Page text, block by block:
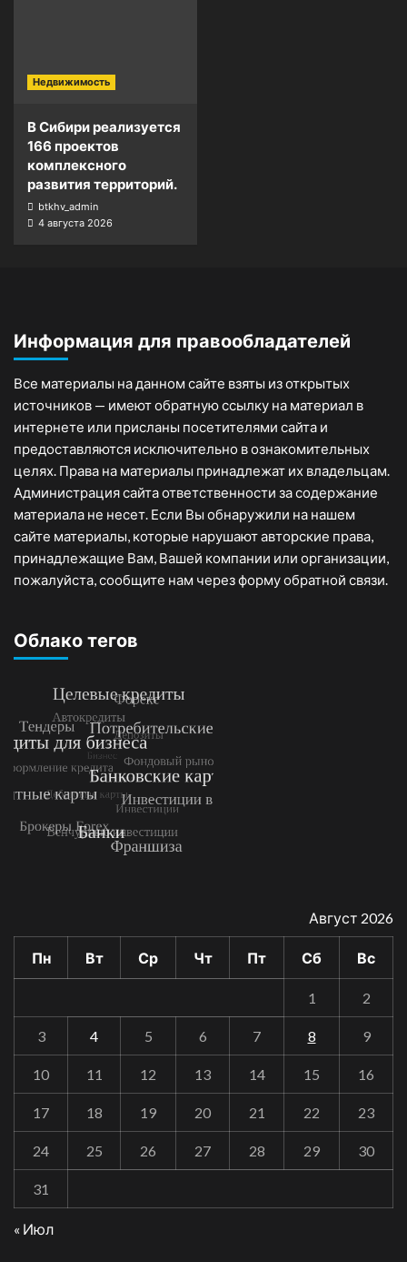
Недвижимость
В Сибири реализуется
166 проектов
комплексного
развития территорий.
btkhv_admin
4 августа 2026
Информация для правообладателей
Все материалы на данном сайте взяты из открытых
источников — имеют обратную ссылку на материал в
интернете или присланы посетителями сайта и
предоставляются исключительно в ознакомительных
целях. Права на материалы принадлежат их владельцам.
Администрация сайта ответственности за содержание
материала не несет. Если Вы обнаружили на нашем
сайте материалы, которые нарушают авторские права,
принадлежащие Вам, Вашей компании или организации,
пожалуйста, сообщите нам через форму обратной связи.
Облако тегов
Август 2026
Пн Вт Ср Чт Пт Сб Вс
1 2
3 4 5 6 7 8 9
10 11 12 13 14 15 16
17 18 19 20 21 22 23
24 25 26 27 28 29 30
31
« Июл